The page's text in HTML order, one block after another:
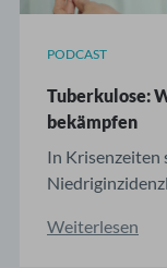
PODCAST
Tuberkulose:
bekämpfen
In Krisenzeiten
sollten.
Weiterlesen